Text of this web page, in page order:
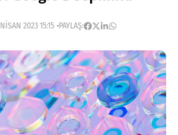
2023 15:15 PAYLAŞ: